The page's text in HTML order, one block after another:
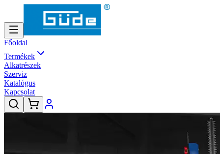
Főoldal
Termékek
Alkatrészek
Szerviz
Katalógus
Kapcsolat